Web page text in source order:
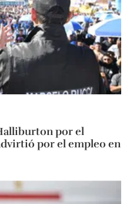
por el
por el empleo en